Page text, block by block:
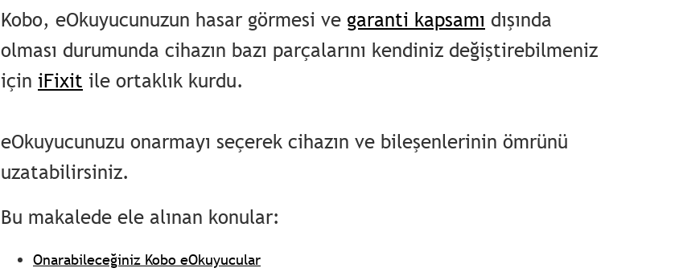
Kobo, eOkuyucunuzun hasar görmesi ve garanti kapsamı dışında
olması durumunda cihazın bazı parçalarını kendiniz değiştirebilmeniz
için iFixit ile ortaklık kurdu.
eOkuyucunuzu onarmayı seçerek cihazın ve bileşenlerinin ömrünü
uzatabilirsiniz.
Bu makalede ele alınan konular:
Onarabileceğiniz Kobo eOkuyucular